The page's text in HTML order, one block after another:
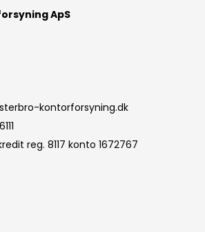
ApS
kontorforsyning.dk
reg. 8117 konto 1672767